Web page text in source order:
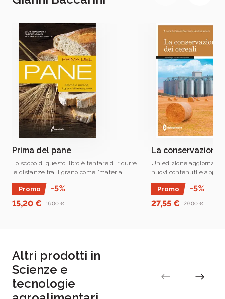
Prima del pane
Lo scopo di questo libro è tentare di ridurre
le distanze tra il grano come "materia
diretta relazione la qualità del pane o
della pasta con quelle dei .
Promo
-5%
15,20 €
16,00 €
La conservazione
Un'edizione aggiornata
nuovi contenuti e
congiunzione
multidisciplinare fra la
trasformazione delle .
Promo
-5%
27,55 €
29,00 €
Altri prodotti in
Scienze e
tecnologie